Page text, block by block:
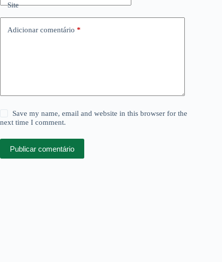
Site
Adicionar comentário *
Save my name, email and website in this browser for the
next time I comment.
Publicar comentário